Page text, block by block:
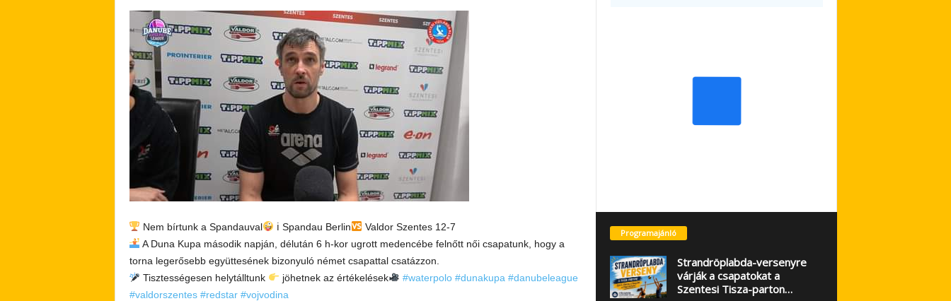
Nem bírtunk a Spandauval ℹ Spandau Berlin
Valdor Szentes 12-7
A Duna Kupa második napján, délután 6 h-kor ugrott medencébe felnőtt női csapatunk, hogy a
torna legerősebb együttesének bizonyuló német csapattal csatázzon.
Tisztességesen helytálltunk
jöhetnek az értékelések #waterpolo #dunakupa #danubeleague
#valdorszentes #redstar #vojvodina
Programajánló
Strandröplabda-versenyre
várják a csapatokat a
Szentesi Tisza-parton…